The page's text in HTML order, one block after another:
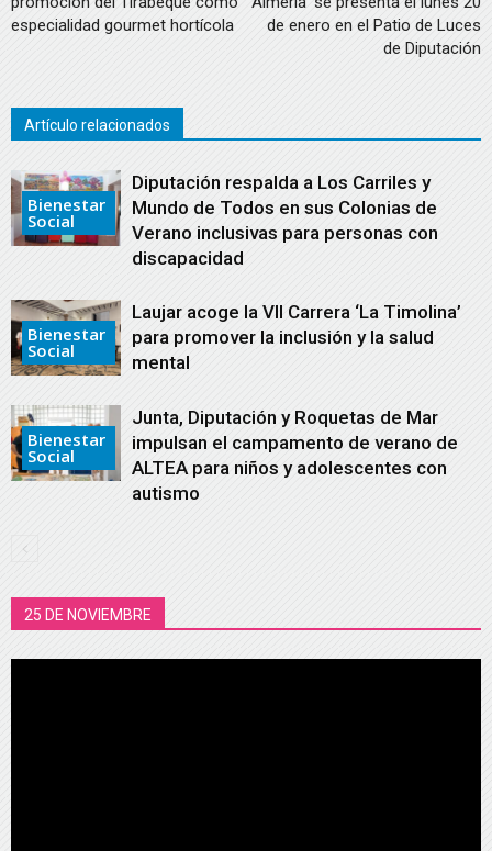
especialidad gourmet hortícola
de enero en el Patio de Luces
de Diputación
Artículo relacionados
Bienestar
Social
Diputación respalda a Los Carriles y
Mundo de Todos en sus Colonias de
Verano inclusivas para personas con
discapacidad
Bienestar
Social
Laujar acoge la VII Carrera ‘La Timolina’
para promover la inclusión y la salud
mental
Bienestar
Social
Junta, Diputación y Roquetas de Mar
impulsan el campamento de verano de
ALTEA para niños y adolescentes con
autismo
25 DE NOVIEMBRE